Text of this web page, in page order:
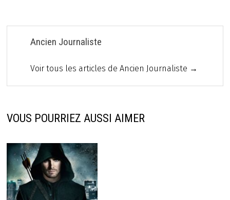
Ancien Journaliste
Voir tous les articles de Ancien Journaliste →
VOUS POURRIEZ AUSSI AIMER